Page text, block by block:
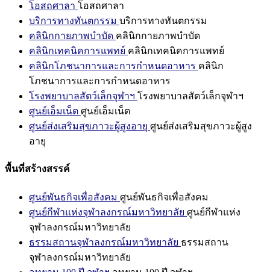
โอสถศาลา โอสถศาลา
บริการทางทันตกรรม บริการทางทันตกรรม
คลินิกกายภาพบำบัด คลินิกกายภาพบำบัด
คลินิกเทคนิคการแพทย์ คลินิกเทคนิคการแพทย์
คลินิกโภชนาการและการกำหนดอาหาร คลินิก
โภชนาการและการกำหนดอาหาร
โรงพยาบาลสัตว์เล็กจุฬาฯ โรงพยาบาลสัตว์เล็กจุฬาฯ
ศูนย์เอ็มเน็ต ศูนย์เอ็มเน็ต
ศูนย์ส่งเสริมสุขภาวะผู้สูงอายุ ศูนย์ส่งเสริมสุขภาวะผู้สูง
อายุ
พื้นที่สร้างสรรค์
ศูนย์พันธกิจเพื่อสังคม ศูนย์พันธกิจเพื่อสังคม
ศูนย์กีฬาแห่งจุฬาลงกรณ์มหาวิทยาลัย ศูนย์กีฬาแห่ง
จุฬาลงกรณ์มหาวิทยาลัย
ธรรมสถานจุฬาลงกรณ์มหาวิทยาลัย ธรรมสถาน
จุฬาลงกรณ์มหาวิทยาลัย